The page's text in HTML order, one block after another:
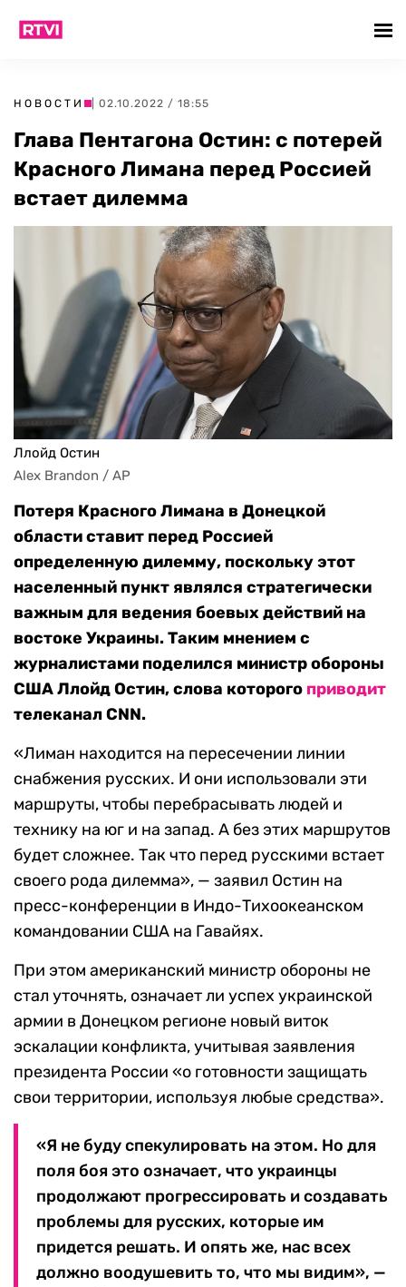
НОВОСТИ | 02.10.2022 / 18:55
Глава Пентагона Остин: с потерей
Красного Лимана перед Россией
встает дилемма
Ллойд Остин
Alex Brandon / AP
Потеря Красного Лимана в Донецкой
области ставит перед Россией
определенную дилемму, поскольку этот
населенный пункт являлся стратегически
важным для ведения боевых действий на
востоке Украины. Таким мнением с
журналистами поделился министр обороны
США Ллойд Остин, слова которого приводит
телеканал CNN.
«Лиман находится на пересечении линии
снабжения русских. И они использовали эти
маршруты, чтобы перебрасывать людей и
технику на юг и на запад. А без этих маршрутов
будет сложнее. Так что перед русскими встает
своего рода дилемма», — заявил Остин на
пресс-конференции в Индо-Тихоокеанском
командовании США на Гавайях.
При этом американский министр обороны не
стал уточнять, означает ли успех украинской
армии в Донецком регионе новый виток
эскалации конфликта, учитывая заявления
президента России «о готовности защищать
свои территории, используя любые средства».
«Я не буду спекулировать на этом. Но для
поля боя это означает, что украинцы
продолжают прогрессировать и создавать
проблемы для русских, которые им
придется решать. И опять же, нас всех
должно воодушевить то, что мы видим», —